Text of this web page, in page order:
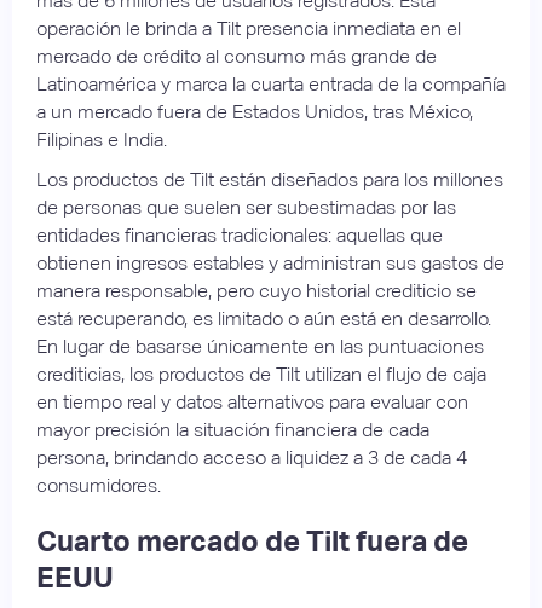
operación le brinda a Tilt presencia inmediata en el
mercado de crédito al consumo más grande de
Latinoamérica y marca la cuarta entrada de la compañía
a un mercado fuera de Estados Unidos, tras México,
Filipinas e India.
Los productos de Tilt están diseñados para los millones
de personas que suelen ser subestimadas por las
entidades financieras tradicionales: aquellas que
obtienen ingresos estables y administran sus gastos de
manera responsable, pero cuyo historial crediticio se
está recuperando, es limitado o aún está en desarrollo.
En lugar de basarse únicamente en las puntuaciones
crediticias, los productos de Tilt utilizan el flujo de caja
en tiempo real y datos alternativos para evaluar con
mayor precisión la situación financiera de cada
persona, brindando acceso a liquidez a 3 de cada 4
consumidores.
Cuarto mercado de Tilt fuera de
EEUU